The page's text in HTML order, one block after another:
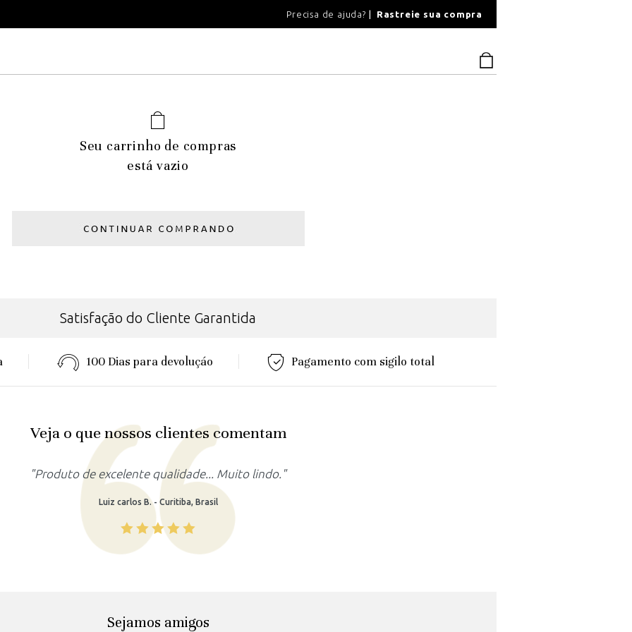
100 DIAS PARA DEVOLUÇÃOPrecisa de ajuda? Rastreie sua compra
Seu carrinho de compras
está vazio
Satisfação do Cliente Garantida
100 Dias para devoluçáo Pagamento com sigilo total
Veja o que nossos clientes comentam
"Produto de excelente qualidade... Muito lindo."
Luiz carlos B. - Curitiba, Brasil
Sejamos amigos